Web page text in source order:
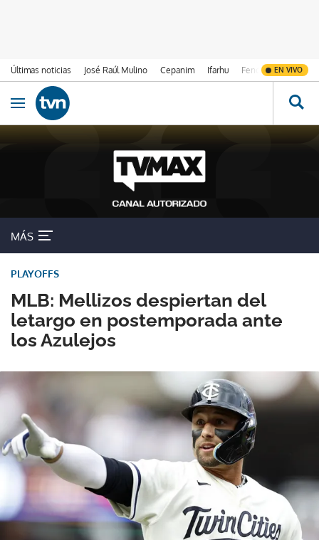
Últimas noticias José Raúl Mulino Cepanim Ifarhu Fenómeno de El
EN VIVO
Ir al contenido
Obrir navegació
MÁS
MLB: Mellizos despiertan del
letargo en postemporada ante
los Azulejos
PLAYOFFS